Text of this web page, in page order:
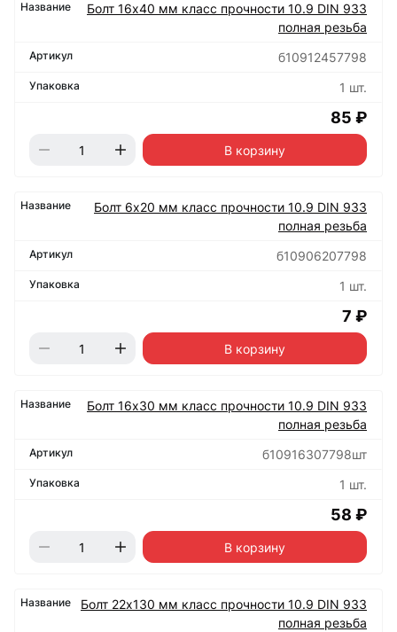
Болт 16х40 мм класс прочности 10.9 DIN 933
полная резьба
б10912457798
1 шт.
85 ₽
В корзину
Болт 6х20 мм класс прочности 10.9 DIN 933
полная резьба
б10906207798
1 шт.
7 ₽
В корзину
Болт 16х30 мм класс прочности 10.9 DIN 933
полная резьба
б10916307798шт
1 шт.
58 ₽
В корзину
Болт 22х130 мм класс прочности 10.9 DIN 933
полная резьба